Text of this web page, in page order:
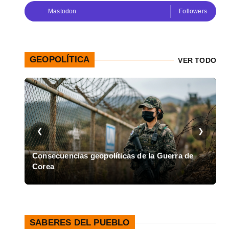
Mastodon Followers
GEOPOLÍTICA VER TODO
❮
Consecuencias geopolíticas de la Guerra de
Corea
❯
SABERES DEL PUEBLO